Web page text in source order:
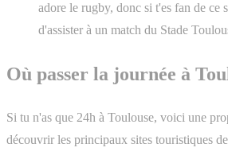
adore le rugby, donc si t'es fan de ce
d'assister à un match du Stade
Où passer la journée à
Si tu n'as que 24h à Toulouse, voici une
découvrir les principaux sites touristiques